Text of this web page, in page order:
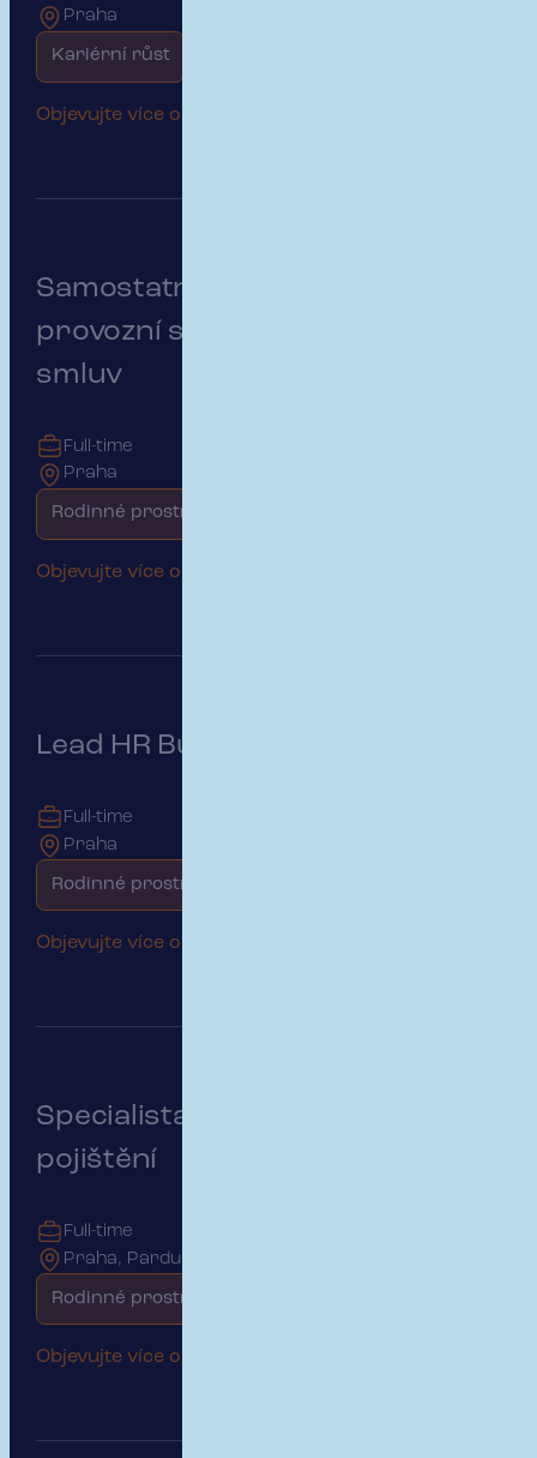
Praha
Objevujte více o této pozici
Kariérní růst
Samostatný/á specialista/ka
provozní správy pojistných
smluv
Full-time
Praha
Objevujte více o této pozici
Rodinné prostředí
Lead HR Business Partner
Full-time
Praha
Objevujte více o této pozici
Rodinné prostředí
Specialista na podnikatelské
pojištění
Full-time
Praha, Pardubice
Objevujte více o této pozici
Rodinné prostředí